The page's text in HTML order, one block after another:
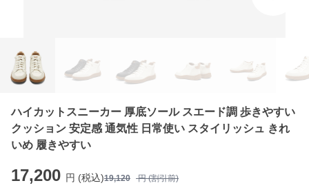
ハイカットスニーカー 厚底ソール スエード調 歩きやすい
クッション 安定感 通気性 日常使い スタイリッシュ きれ
いめ 履きやすい
17,200 円 (税込)19,120 円 (割引前)